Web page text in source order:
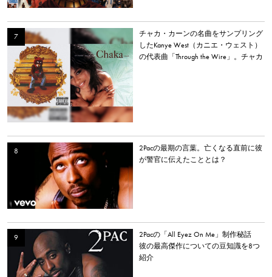
チャカ・カーンの名曲をサンプリング
したKanye West（カニエ・ウェスト）
の代表曲「Through the Wire」。チャカ
2Pacの最期の言葉。亡くなる直前に彼
が警官に伝えたこととは？
2Pacの「All Eyez On Me」制作秘話
彼の最高傑作についての豆知識を8つ
紹介